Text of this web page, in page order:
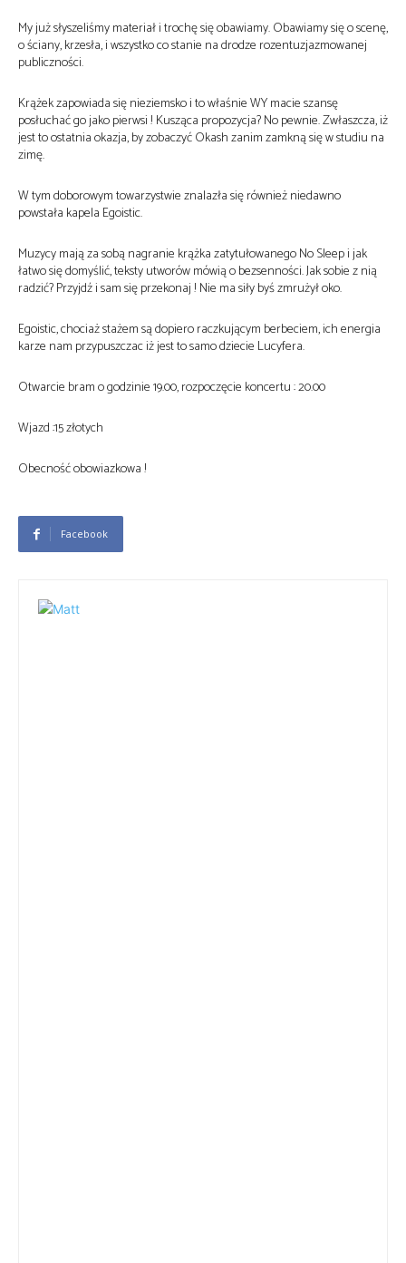
My już słyszeliśmy materiał i trochę się obawiamy. Obawiamy się o scenę,
o ściany, krzesła, i wszystko co stanie na drodze rozentuzjazmowanej
publiczności.
Krążek zapowiada się nieziemsko i to właśnie WY macie szansę
posłuchać go jako pierwsi ! Kusząca propozycja? No pewnie. Zwłaszcza, iż
jest to ostatnia okazja, by zobaczyć Okash zanim zamkną się w studiu na
zimę.
W tym doborowym towarzystwie znalazła się również niedawno
powstała kapela Egoistic.
Muzycy mają za sobą nagranie krążka zatytułowanego No Sleep i jak
łatwo się domyślić, teksty utworów mówią o bezsenności. Jak sobie z nią
radzić? Przyjdź i sam się przekonaj ! Nie ma siły byś zmrużył oko.
Egoistic, chociaż stażem są dopiero raczkującym berbeciem, ich energia
karze nam przypuszczac iż jest to samo dziecie Lucyfera.
Otwarcie bram o godzinie 19.00, rozpoczęcie koncertu : 20.00
Wjazd :15 złotych
Obecność obowiazkowa !
Facebook